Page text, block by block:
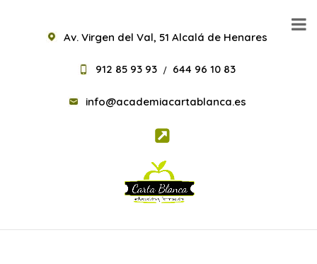
Av. Virgen del Val, 51 Alcalá de Henares
912 85 93 93 / 644 96 10 83
info@academiacartablanca.es